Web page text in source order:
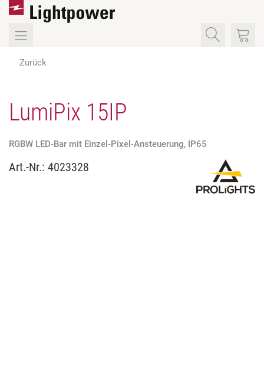
Zurück
LumiPix 15IP
RGBW LED-Bar mit Einzel-Pixel-Ansteuerung, IP65
Art.-Nr.: 4023328